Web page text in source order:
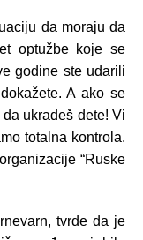
da moraju da
optužbe koje se
godine ste udarili
A ako se
ukradeš dete! Vi
totalna kontrola.
“Ruske
tvrde da je